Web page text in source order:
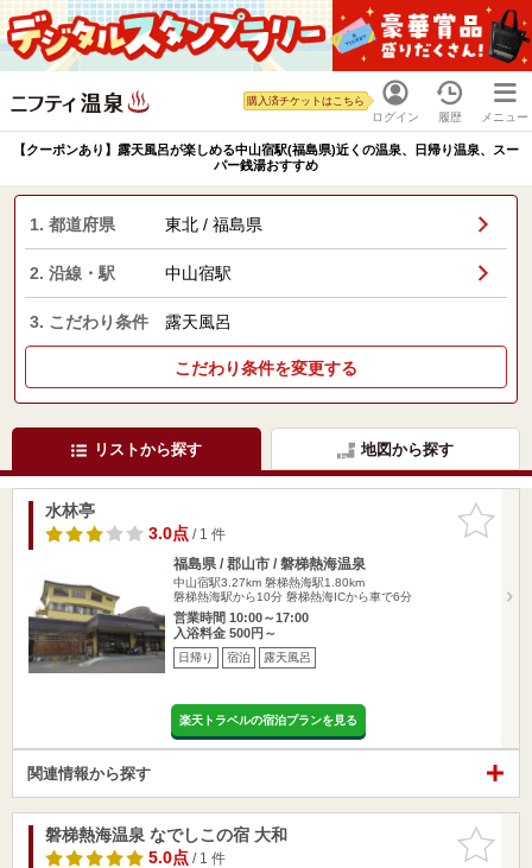
ログイン
購入済チケットはこちら
履歴 メニュー
【クーポンあり】露天風呂が楽しめる中山宿駅(福島県)近くの温泉、日帰り温泉、スー
パー銭湯おすすめ
1. 都道府県 東北 / 福島県
2. 沿線・駅 中山宿駅
3. こだわり条件 露天風呂
こだわり条件を変更する
リストから探す 地図から探す
お気に入
りに追加
水林亭
3.0点/ 1 件
福島県 / 郡山市 / 磐梯熱海温泉
中山宿駅3.27km 磐梯熱海駅1.80km
磐梯熱海駅から10分 磐梯熱海ICから車で6分
営業時間 10:00～17:00
入浴料金 500円～
日帰り 宿泊 露天風呂
楽天トラベルの宿泊プランを見る
関連情報から探す
お気に入
りに追加
磐梯熱海温泉 なでしこの宿 大和
5.0点/ 1 件